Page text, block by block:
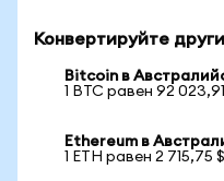
Конвертируйте
Bitcoin в
1 BTC равен 92
Ethereum в
1 ETH равен 2 715,75 $